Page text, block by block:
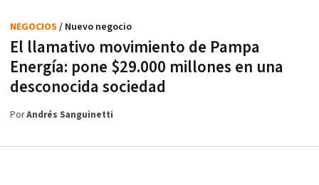
El llamativo movimiento de Pampa
Energía: pone $29.000 millones en una
desconocida sociedad
NEGOCIOS / Nuevo negocio
PorAndrés Sanguinetti